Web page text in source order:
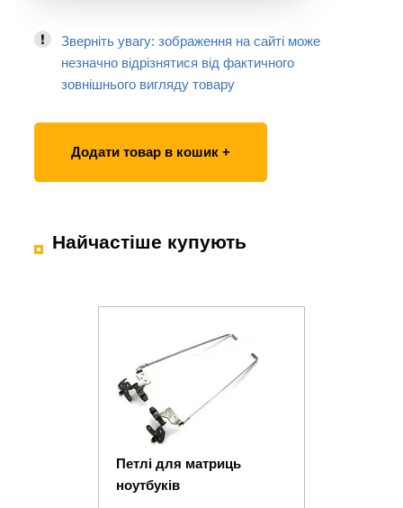
Зверніть увагу: зображення на сайті може
незначно відрізнятися від фактичного
зовнішнього вигляду товару
Додати товар в кошик +
Найчастіше купують
Петлі для матриць
ноутбуків